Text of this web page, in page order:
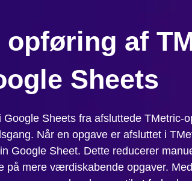
af
Sheets
Sheets fra afsluttede TMetric-
Når en opgave er afsluttet i
Google Sheet. Dette reducerer
på mere værdiskabende opgaver.